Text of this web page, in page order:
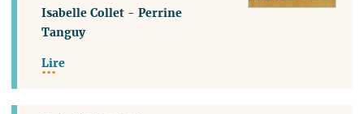
Isabelle Collet -Perrine
Tanguy
Lire